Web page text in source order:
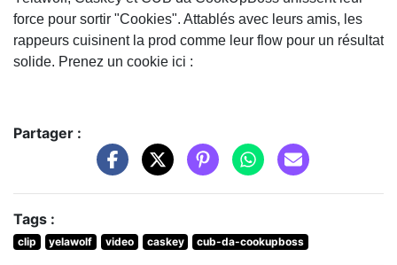
force pour sortir "Cookies". Attablés avec leurs amis, les
rappeurs cuisinent la prod comme leur flow pour un résultat
solide. Prenez un cookie ici :
Partager :
Tags :
clip yelawolf video caskey cub-da-cookupboss